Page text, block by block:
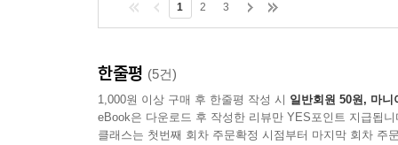
1 2 3
한줄평 (5건)
1,000원 이상 구매 후 한줄평 작성 시 일반회원 50원, 마니
eBook은 다운로드 후 작성한 리뷰만 YES포인트 지급됩니
클래스는 첫번째 회차 주문확정 시점부터 마지막 회차 주